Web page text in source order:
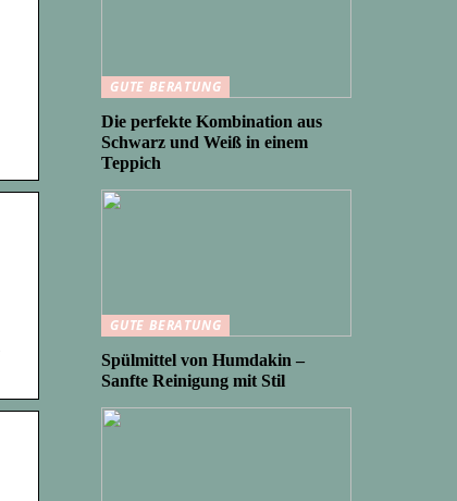
GUTE BERATUNG
Die perfekte Kombination aus
Schwarz und Weiß in einem
Teppich
GUTE BERATUNG
Spülmittel von Humdakin –
Sanfte Reinigung mit Stil